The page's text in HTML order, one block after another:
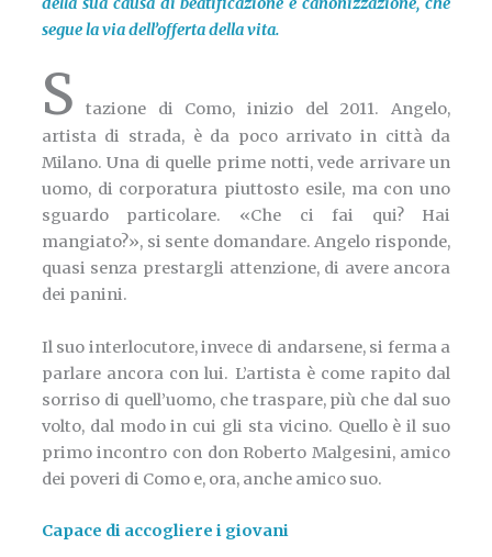
segue la via dell’offerta della vita.
S
tazione di Como, inizio del 2011. Angelo,
artista di strada, è da poco arrivato in città da
Milano. Una di quelle prime notti, vede arrivare un
uomo, di corporatura piuttosto esile, ma con uno
sguardo particolare. «Che ci fai qui? Hai
mangiato?», si sente domandare. Angelo risponde,
quasi senza prestargli attenzione, di avere ancora
dei panini.
Il suo interlocutore, invece di andarsene, si ferma a
parlare ancora con lui. L’artista è come rapito dal
sorriso di quell’uomo, che traspare, più che dal suo
volto, dal modo in cui gli sta vicino. Quello è il suo
primo incontro con don Roberto Malgesini, amico
dei poveri di Como e, ora, anche amico suo.
Capace di accogliere i giovani